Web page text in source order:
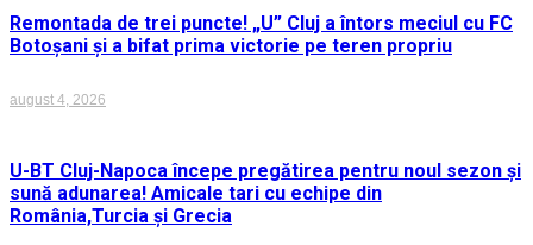
Remontada de trei puncte! „U” Cluj a întors meciul cu FC
Botoșani și a bifat prima victorie pe teren propriu
august 4, 2026
U-BT Cluj-Napoca începe pregătirea pentru noul sezon și
sună adunarea! Amicale tari cu echipe din
România,Turcia și Grecia